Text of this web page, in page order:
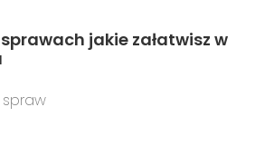
jakie załatwisz w